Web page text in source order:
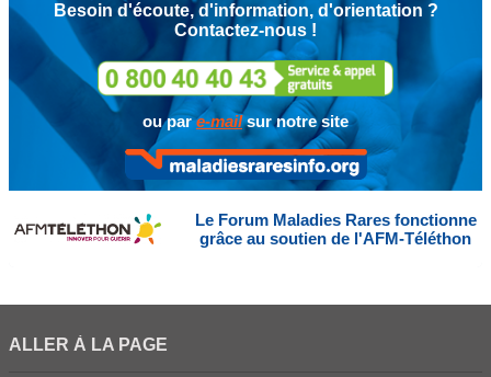
Besoin d'écoute, d'information, d'orientation ?
Contactez-nous !
ou pare-mailsur notre site
Le Forum Maladies Rares fonctionne
grâce au soutien de l'AFM-Téléthon
ALLER À LA PAGE